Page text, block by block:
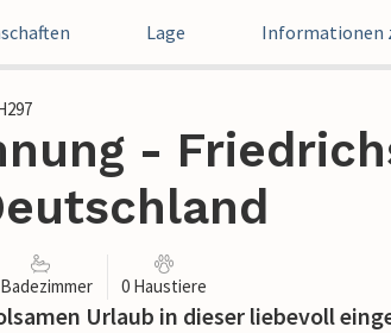
Lage Informationen
-
0 Haustiere
Urlaub in dieser liebevoll